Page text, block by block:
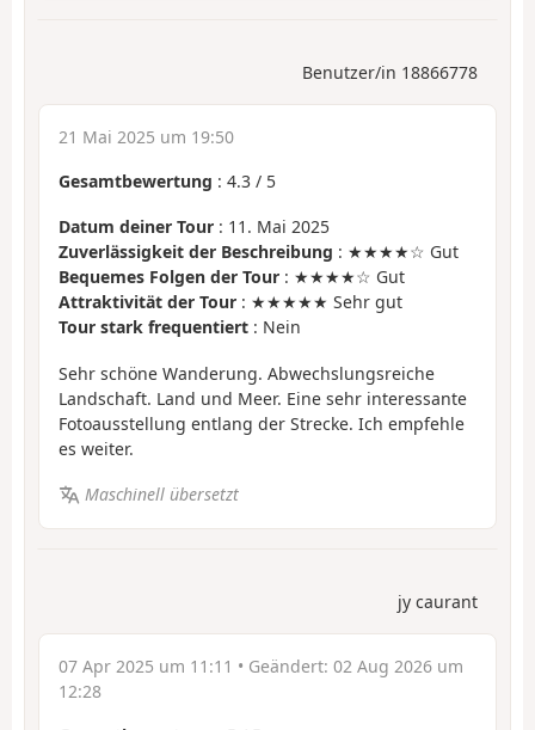
Benutzer/in 18866778
21 Mai 2025 um 19:50
Gesamtbewertung : 4.3 / 5
Datum deiner Tour : 11. Mai 2025
Zuverlässigkeit der Beschreibung : ★★★★☆ Gut
Bequemes Folgen der Tour : ★★★★☆ Gut
Attraktivität der Tour : ★★★★★ Sehr gut
Tour stark frequentiert : Nein
Sehr schöne Wanderung. Abwechslungsreiche
Landschaft. Land und Meer. Eine sehr interessante
Fotoausstellung entlang der Strecke. Ich empfehle
es weiter.
Maschinell übersetzt
jy caurant
07 Apr 2025 um 11:11 • Geändert: 02 Aug 2026 um
12:28